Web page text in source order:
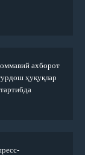
ахборот
ҳуқуқлар